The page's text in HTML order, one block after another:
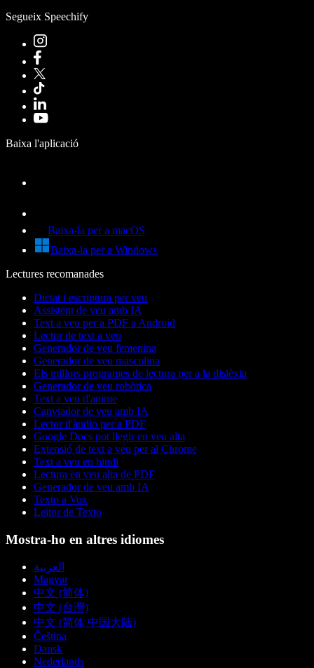
Segueix Speechify
Baixa l'aplicació
Baixa-la per a macOS
Baixa-la per a Windows
Lectures recomanades
Dictat i escriptura per veu
Assistent de veu amb IA
Text a veu per a PDF a Android
Lector de text a veu
Generador de veu femenina
Generador de veu masculina
Els millors programes de lectura per a la dislèxia
Generador de veu robòtica
Text a veu d'anime
Canviador de veu amb IA
Lector d'àudio per a PDF
Google Docs pot llegir en veu alta
Extensió de text a veu per al Chrome
Text a veu en hindi
Lectura en veu alta de PDF
Generador de veu amb IA
Texto a Voz
Leitor de Texto
Mostra-ho en altres idiomes
العربية
Magyar
中文 (简体)
中文 (台灣)
中文 (简体 中国大陆)
Čeština
Dansk
Nederlands